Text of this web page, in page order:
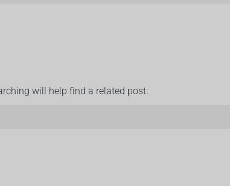
will help find a related post.